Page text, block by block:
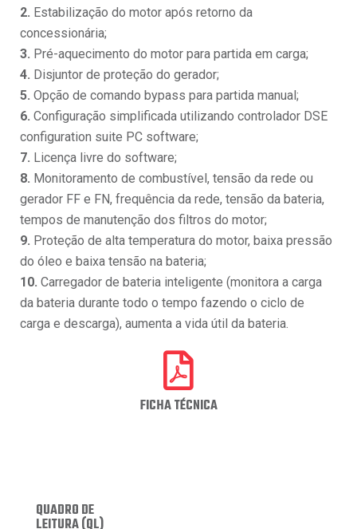
2. Estabilização do motor após retorno da
concessionária;
3. Pré-aquecimento do motor para partida em carga;
4. Disjuntor de proteção do gerador;
5. Opção de comando bypass para partida manual;
6. Configuração simplificada utilizando controlador DSE
configuration suite PC software;
7. Licença livre do software;
8. Monitoramento de combustível, tensão da rede ou
gerador FF e FN, frequência da rede, tensão da bateria,
tempos de manutenção dos filtros do motor;
9. Proteção de alta temperatura do motor, baixa pressão
do óleo e baixa tensão na bateria;
10. Carregador de bateria inteligente (monitora a carga
da bateria durante todo o tempo fazendo o ciclo de
carga e descarga), aumenta a vida útil da bateria.
FICHA TÉCNICA
QUADRO DE